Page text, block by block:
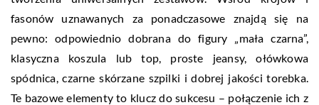
fasonów uznawanych za ponadczasowe znajdą się na
pewno: odpowiednio dobrana do figury „mała czarna”,
klasyczna koszula lub top, proste jeansy, ołówkowa
spódnica, czarne skórzane szpilki i dobrej jakości torebka.
Te bazowe elementy to klucz do sukcesu – połączenie ich z